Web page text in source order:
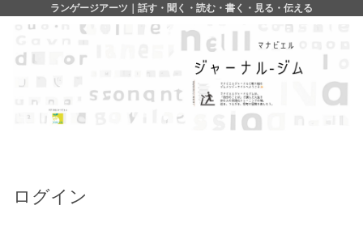
ランゲージアーツ｜話す・聞く・読む・書く・見る・伝える
ログイン